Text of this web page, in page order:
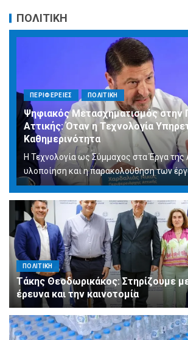
ΠΟΛΙΤΙΚΗ
ΠΕΡΙΦΕΡΕΙΕΣ ΠΟΛΙΤΙΚΗ
Ψηφιακός Μετασχηματισμός στην
Αττικής: Όταν η Τεχνολογία
Καθημερινότητα
Η Τεχνολογία ως Σύμμαχος στα Έργα της
υλοποίηση και η παρακολούθηση των
ΠΟΛΙΤΙΚΗ
Τάκης Θεοδωρικάκος: Στηρίζουμε
έρευνα και την καινοτομία